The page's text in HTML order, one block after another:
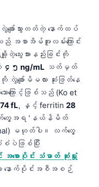
ျော်သွားတတ်တဲ့ နောက်ထပ်
ည် အစာအိမ်အူလမ်းကြောင်း
ျို့တဲ့သွေးအားနည်းခြင်းကို
၄၅ ng/mL သတ်မှတ်
လွဲချော်မိမလား ဆုံးဖြတ်နေ
ကြောင့်ဖြစ်သည် (Ko et
74 fL, နှင့် ferritin 28
က်တွေ့အရ 'နယ်နိမိတ်
မဟုတ်ပါ။ လက်တွေ့
ပဲဖြစ်ပြီး
ောပိုင်း သံဓာတ် ဆုံးရှုံး
နောက်ပိုင်းအစီအစဉ်